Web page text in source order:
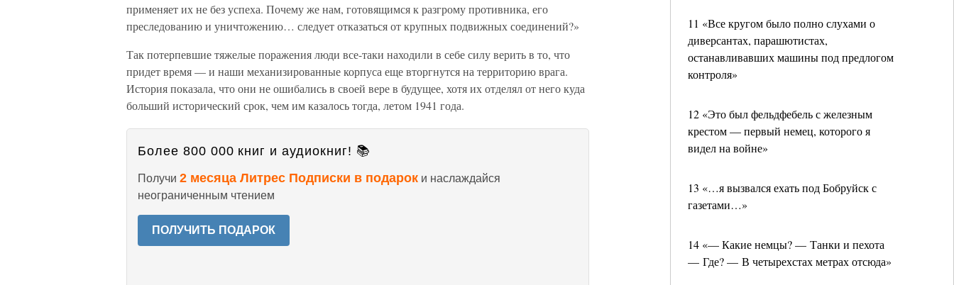
11 «Все кругом было полно слухами о
диверсантах, парашютистах,
останавливавших машины под предлогом
контроля»
12 «Это был фельдфебель с железным
крестом — первый немец, которого я
видел на войне»
13 «…я вызвался ехать под Бобруйск с
газетами…»
14 «— Какие немцы? — Танки и пехота
— Где? — В четырехстах метрах отсюда»
применяет их не без успеха. Почему же нам, готовящимся к разгрому противника, его
преследованию и уничтожению… следует отказаться от крупных подвижных соединений?»
Так потерпевшие тяжелые поражения люди все-таки находили в себе силу верить в то, что
придет время — и наши механизированные корпуса еще вторгнутся на территорию врага.
История показала, что они не ошибались в своей вере в будущее, хотя их отделял от него куда
больший исторический срок, чем им казалось тогда, летом 1941 года.
Более 800 000 книг и аудиокниг! 📚
Получи 2 месяца Литрес Подписки в подарок и наслаждайся
неограниченным чтением
ПОЛУЧИТЬ ПОДАРОК